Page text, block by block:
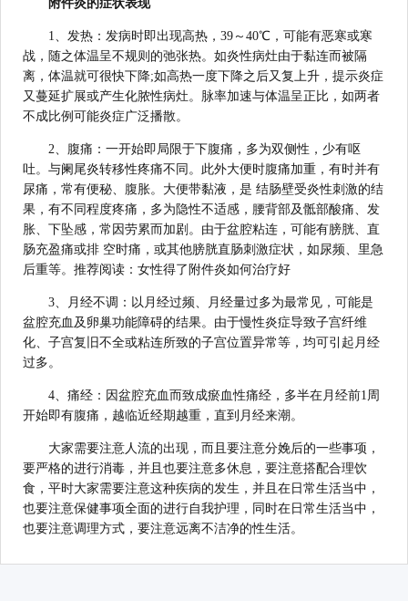
附件炎的症状表现
1、发热：发病时即出现高热，39～40℃，可能有恶寒或寒
战，随之体温呈不规则的弛张热。如炎性病灶由于黏连而被隔
离，体温就可很快下降;如高热一度下降之后又复上升，提示炎症
又蔓延扩展或产生化脓性病灶。脉率加速与体温呈正比，如两者
不成比例可能炎症广泛播散。
2、腹痛：一开始即局限于下腹痛，多为双侧性，少有呕
吐。与阑尾炎转移性疼痛不同。此外大便时腹痛加重，有时并有
尿痛，常有便秘、腹胀。大便带黏液，是 结肠壁受炎性刺激的结
果，有不同程度疼痛，多为隐性不适感，腰背部及骶部酸痛、发
胀、下坠感，常因劳累而加剧。由于盆腔粘连，可能有膀胱、直
肠充盈痛或排 空时痛，或其他膀胱直肠刺激症状，如尿频、里急
后重等。推荐阅读：女性得了附件炎如何治疗好
3、月经不调：以月经过频、月经量过多为最常见，可能是
盆腔充血及卵巢功能障碍的结果。由于慢性炎症导致子宫纤维
化、子宫复旧不全或粘连所致的子宫位置异常等，均可引起月经
过多。
4、痛经：因盆腔充血而致成瘀血性痛经，多半在月经前1周
开始即有腹痛，越临近经期越重，直到月经来潮。
大家需要注意人流的出现，而且要注意分娩后的一些事项，
要严格的进行消毒，并且也要注意多休息，要注意搭配合理饮
食，平时大家需要注意这种疾病的发生，并且在日常生活当中，
也要注意保健事项全面的进行自我护理，同时在日常生活当中，
也要注意调理方式，要注意远离不洁净的性生活。